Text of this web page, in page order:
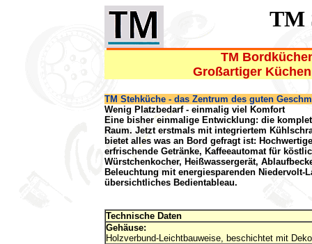
TM
TM
Großartiger
TM Stehküche - das Zentrum des guten
Wenig Platzbedarf - einmalig viel Komfort
Eine bisher einmalige Entwicklung: die
Raum. Jetzt erstmals mit integriertem
bietet alles was an Bord gefragt ist:
erfrischende Getränke, Kaffeeautomat für
Würstchenkocher, Heißwassergerät,
Beleuchtung mit energiesparenden Niedervolt-
übersichtliches Bedientableau.
Technische Daten
Gehäuse:
Holzverbund-Leichtbauweise, beschichtet mit